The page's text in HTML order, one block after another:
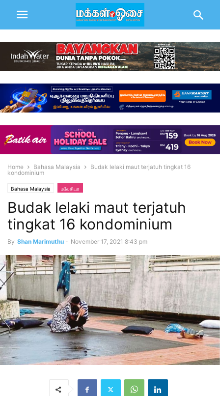
Home Bahasa Malaysia
Budak lelaki maut terjatuh tingkat 16
kondominium
Bahasa Malaysia மலேசியா
Budak lelaki maut terjatuh
tingkat 16 kondominium
By Shan Marimuthu - November 17, 2021 8:43 pm